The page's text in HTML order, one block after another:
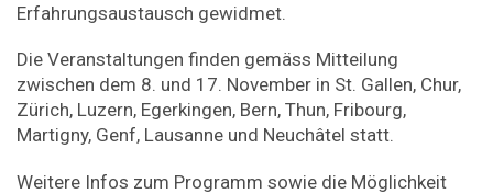
Erfahrungsaustausch gewidmet.
Die Veranstaltungen finden gemäss Mitteilung
zwischen dem 8. und 17. November in St. Gallen, Chur,
Zürich, Luzern, Egerkingen, Bern, Thun, Fribourg,
Martigny, Genf, Lausanne und Neuchâtel statt.
Weitere Infos zum Programm sowie die Möglichkeit